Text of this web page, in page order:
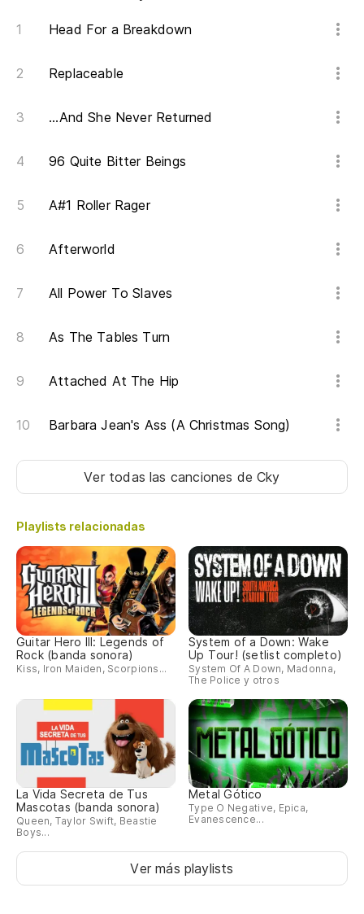
Head For a Breakdown
Replaceable
...And She Never Returned
96 Quite Bitter Beings
A#1 Roller Rager
Afterworld
All Power To Slaves
As The Tables Turn
Attached At The Hip
Barbara Jean's Ass (A Christmas Song)
Ver todas las canciones de Cky
Playlists relacionadas
Guitar Hero III: Legends of
Rock (banda sonora)
Kiss, Iron Maiden, Scorpions...
System of a Down: Wake
Up Tour! (setlist completo)
System Of A Down, Madonna,
The Police y otros
La Vida Secreta de Tus
Mascotas (banda sonora)
Queen, Taylor Swift, Beastie
Boys...
Metal Gótico
Type O Negative, Epica,
Evanescence...
Ver más playlists